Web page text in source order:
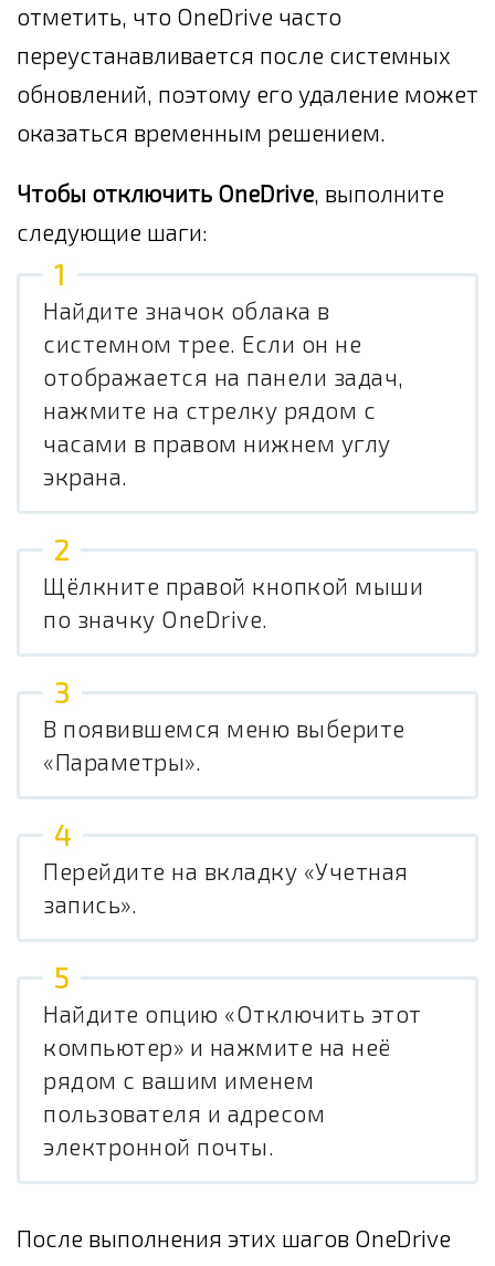
отметить, что OneDrive часто
переустанавливается после системных
обновлений, поэтому его удаление может
оказаться временным решением.
Чтобы отключить OneDrive, выполните
следующие шаги:
Найдите значок облака в
системном трее. Если он не
отображается на панели задач,
нажмите на стрелку рядом с
часами в правом нижнем углу
экрана.
Щёлкните правой кнопкой мыши
по значку OneDrive.
В появившемся меню выберите
«Параметры».
Перейдите на вкладку «Учетная
запись».
Найдите опцию «Отключить этот
компьютер» и нажмите на неё
рядом с вашим именем
пользователя и адресом
электронной почты.
После выполнения этих шагов OneDrive